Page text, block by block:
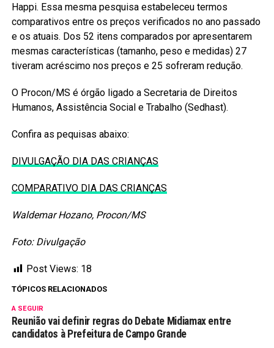
Happi. Essa mesma pesquisa estabeleceu termos
comparativos entre os preços verificados no ano passado
e os atuais. Dos 52 itens comparados por apresentarem
mesmas características (tamanho, peso e medidas) 27
tiveram acréscimo nos preços e 25 sofreram redução.
O Procon/MS é órgão ligado a Secretaria de Direitos
Humanos, Assistência Social e Trabalho (Sedhast).
Confira as pequisas abaixo:
DIVULGAÇÃO DIA DAS CRIANÇAS
COMPARATIVO DIA DAS CRIANÇAS
Waldemar Hozano, Procon/MS
Foto: Divulgação
Post Views: 18
TÓPICOS RELACIONADOS
A SEGUIR
Reunião vai definir regras do Debate Midiamax entre
candidatos à Prefeitura de Campo Grande